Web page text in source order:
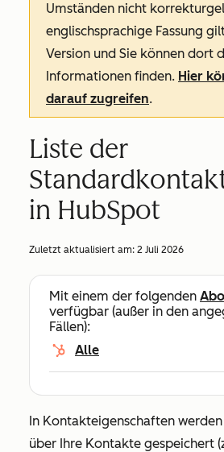
Umständen nicht
englischsprachige Fassung
Version und Sie können dort
Informationen finden. Hier
darauf zugreifen.
Liste der
in HubSpot
Zuletzt aktualisiert am: 2 Juli 2026
Mit einem der folgenden
verfügbar (außer in den
Fällen):
Alle
In Kontakteigenschaften
über Ihre Kontakte gespeichert